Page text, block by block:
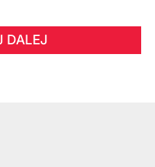
DALEJ